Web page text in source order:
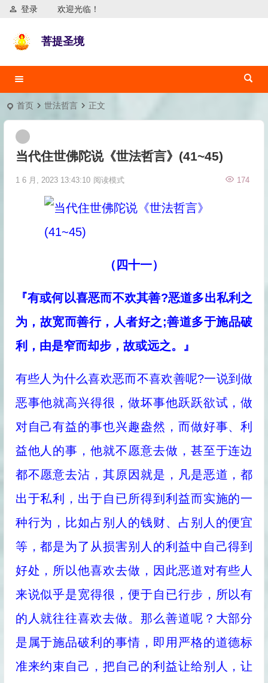
欢迎光临！
登录
菩提圣境
首页 世法哲言 正文
当代住世佛陀说《世法哲言》(41~45)
1 6 月, 2023 13:43:10 174
阅读模式
（四十一）
『有或何以喜恶而不欢其善?恶道多出私利之
为，故宽而善行，人者好之;善道多于施品破
利，由是窄而却步，故或远之。』
有些人为什么喜欢恶而不喜欢善呢?一说到做
恶事他就高兴得很，做坏事他跃跃欲试，做
对自己有益的事也兴趣盎然，而做好事、利
益他人的事，他就不愿意去做，甚至于连边
都不愿意去沾，其原因就是，凡是恶道，都
出于私利，出于自已所得到利益而实施的一
种行为，比如占别人的钱财、占别人的便宜
等，都是为了从损害别人的利益中自己得到
好处，所以他喜欢去做，因此恶道对有些人
来说似乎是宽得很，便于自已行步，所以有
的人就往往喜欢去做。那么善道呢？大部分
是属于施品破利的事情，即用严格的道德标
准来约束自己，把自己的利益让给别人，让